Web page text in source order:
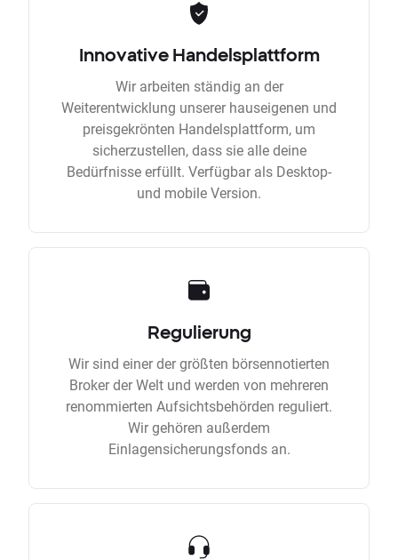
Innovative Handelsplattform
Wir arbeiten ständig an der
Weiterentwicklung unserer hauseigenen und
preisgekrönten Handelsplattform, um
sicherzustellen, dass sie alle deine
Bedürfnisse erfüllt. Verfügbar als Desktop-
und mobile Version.
Regulierung
Wir sind einer der größten börsennotierten
Broker der Welt und werden von mehreren
renommierten Aufsichtsbehörden reguliert.
Wir gehören außerdem
Einlagensicherungsfonds an.